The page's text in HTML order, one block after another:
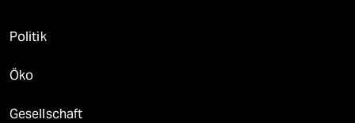
Politik
Öko
Gesellschaft